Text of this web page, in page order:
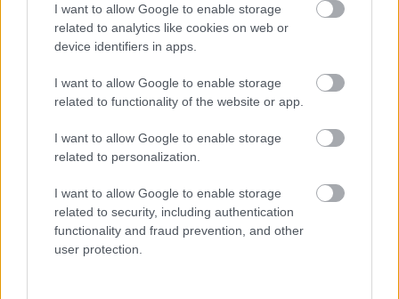
I want to allow Google to enable storage
related to analytics like cookies on web or
device identifiers in apps.
I want to allow Google to enable storage
related to functionality of the website or app.
I want to allow Google to enable storage
related to personalization.
I want to allow Google to enable storage
related to security, including authentication
functionality and fraud prevention, and other
user protection.
Sok családban okoz feszültséget, amikor a gyerek
"rossz" félévi bizonyítványt hoz haza. Ilyenkor
könnyű téves következtetéseket levonni: a gyerek
lusta, figyelmetlen volt, pedig a háttérben jóval
összetettebb okok is állhatnak. A szakértők szerint
a rossz jegyeket inkább jelzésnek kell felfognunk,
amelyek arra hívják fel a figyelmet, hogy valahol
A mentálisan erős gyerekeket így
szülőknek